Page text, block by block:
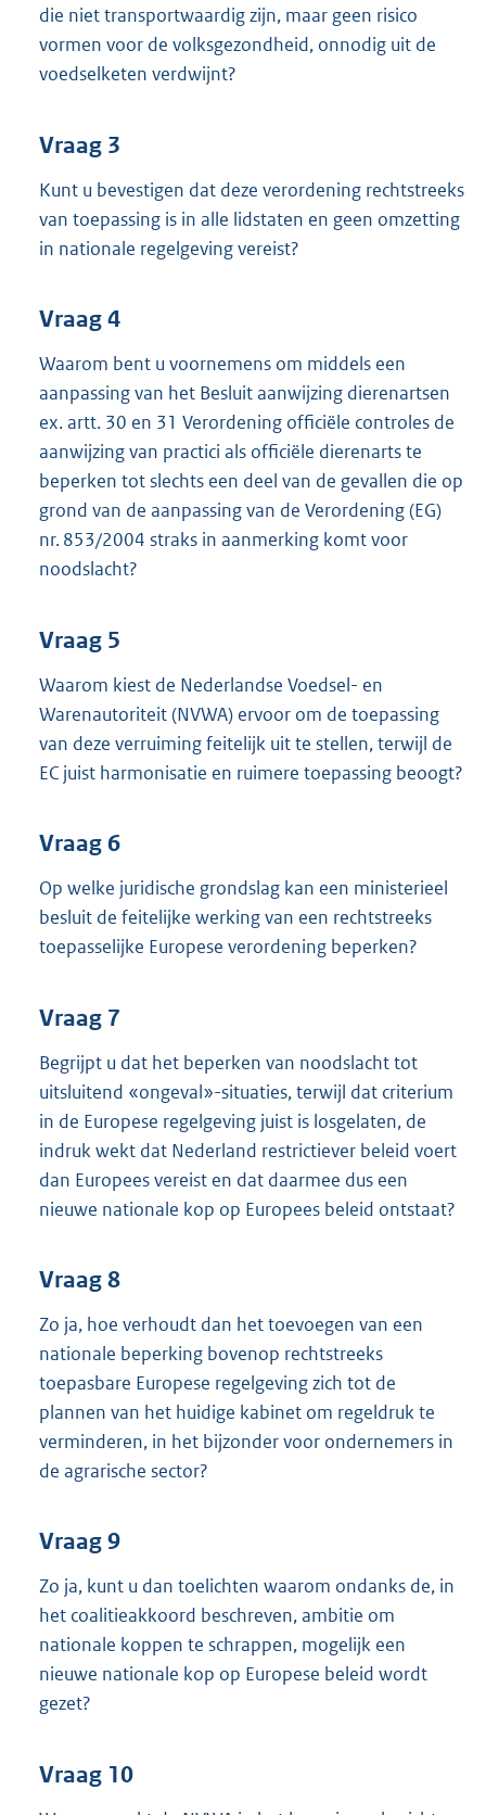
die niet transportwaardig zijn, maar geen risico
vormen voor de volksgezondheid, onnodig uit de
voedselketen verdwijnt?
Vraag 3
Kunt u bevestigen dat deze verordening rechtstreeks
van toepassing is in alle lidstaten en geen omzetting
in nationale regelgeving vereist?
Vraag 4
Waarom bent u voornemens om middels een
aanpassing van het Besluit aanwijzing dierenartsen
ex. artt. 30 en 31 Verordening officiële controles de
aanwijzing van practici als officiële dierenarts te
beperken tot slechts een deel van de gevallen die op
grond van de aanpassing van de Verordening (EG)
nr. 853/2004 straks in aanmerking komt voor
noodslacht?
Vraag 5
Waarom kiest de Nederlandse Voedsel- en
Warenautoriteit (NVWA) ervoor om de toepassing
van deze verruiming feitelijk uit te stellen, terwijl de
EC juist harmonisatie en ruimere toepassing beoogt?
Vraag 6
Op welke juridische grondslag kan een ministerieel
besluit de feitelijke werking van een rechtstreeks
toepasselijke Europese verordening beperken?
Vraag 7
Begrijpt u dat het beperken van noodslacht tot
uitsluitend «ongeval»-situaties, terwijl dat criterium
in de Europese regelgeving juist is losgelaten, de
indruk wekt dat Nederland restrictiever beleid voert
dan Europees vereist en dat daarmee dus een
nieuwe nationale kop op Europees beleid ontstaat?
Vraag 8
Zo ja, hoe verhoudt dan het toevoegen van een
nationale beperking bovenop rechtstreeks
toepasbare Europese regelgeving zich tot de
plannen van het huidige kabinet om regeldruk te
verminderen, in het bijzonder voor ondernemers in
de agrarische sector?
Vraag 9
Zo ja, kunt u dan toelichten waarom ondanks de, in
het coalitieakkoord beschreven, ambitie om
nationale koppen te schrappen, mogelijk een
nieuwe nationale kop op Europese beleid wordt
gezet?
Vraag 10